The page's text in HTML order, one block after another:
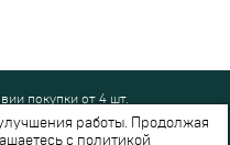
покупки от 4 шт.
Маркет(ООО "Безопасные
работы. Продолжая
с политикой